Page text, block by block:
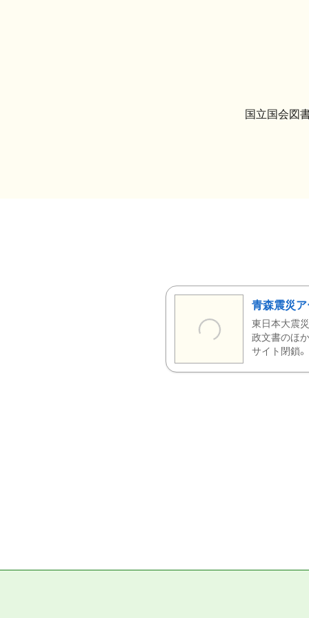
国立国会図
青森震災ア
東日本大震
政文書のほ
サイト閉鎖。